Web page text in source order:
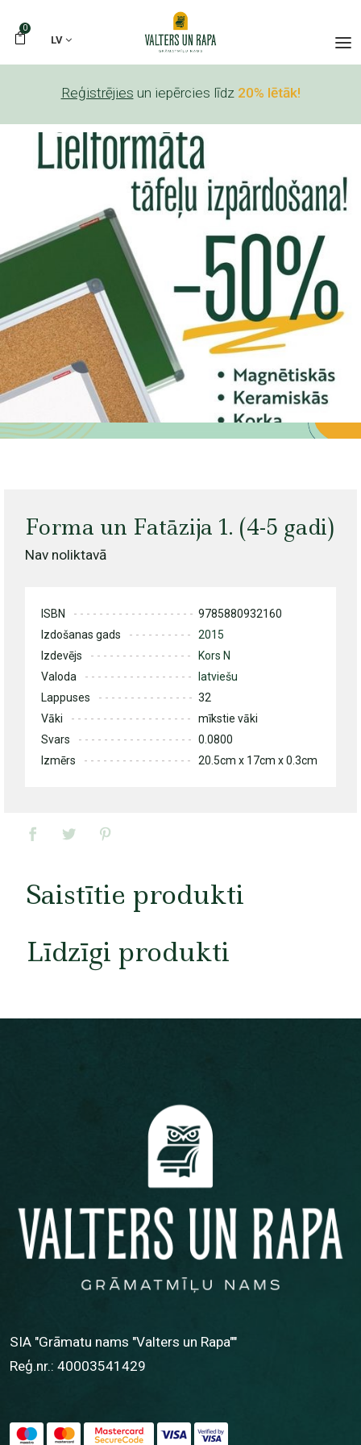
0
LV
Reģistrējies un iepērcies līdz 20% lētāk!
Forma un Fatāzija 1. (4-5 gadi)
Nav noliktavā
ISBN
9785880932160
Izdošanas gads
2015
Izdevējs
Kors N
Valoda
latviešu
Lappuses
32
Vāki
mīkstie vāki
Svars
0.0800
Izmērs
20.5cm x 17cm x 0.3cm
Saistītie produkti
Līdzīgi produkti
SIA "Grāmatu nams "Valters un Rapa""
Reģ.nr.: 40003541429